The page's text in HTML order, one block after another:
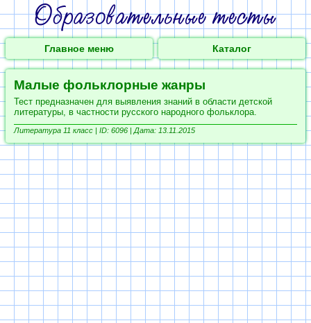
Главное меню Каталог
Малые фольклорные жанры
Тест предназначен для выявления знаний в области детской
литературы, в частности русского народного фольклора.
Литература 11 класс | ID: 6096 | Дата: 13.11.2015